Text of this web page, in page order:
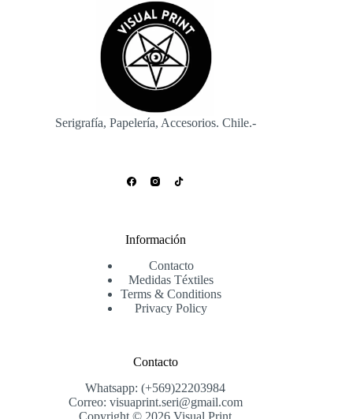
Serigrafía, Papelería, Accesorios. Chile.-
Información
Contacto
Medidas Téxtiles
Terms & Conditions
Privacy Policy
Contacto
Whatsapp: (+569)22203984
Correo: visuaprint.seri@gmail.com
Copyright © 2026 Visual Print